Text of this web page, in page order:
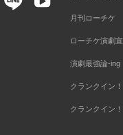
月刊ローチケ
ローチケ演劇宣
演劇最強論-ing
クランクイン！
クランクイン